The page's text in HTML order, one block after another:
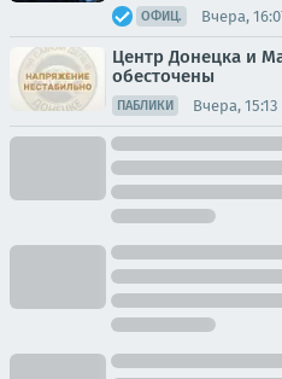
ОФИЦ. Вчера,
Центр Донецка и
обесточены
ПАБЛИКИ Вчера, 15:13